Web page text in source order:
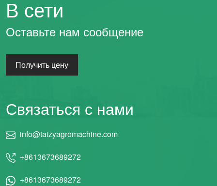
В сети
Оставьте нам сообщение
Получить цену
Связаться с нами
info@taizyagromachine.com
+8613673689272
+8613673689272